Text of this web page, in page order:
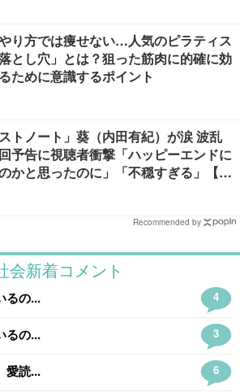
り方では痩せない…人気のピラティス
とし穴」とは？狙った筋肉に的確に効
ために意識するポイント
ストノート」葵（内田有紀）が涙 波乱
予告に視聴者衝撃「ハッピーエンドに
かと思ったのに」「不穏すぎる」【ネ
Recommended by